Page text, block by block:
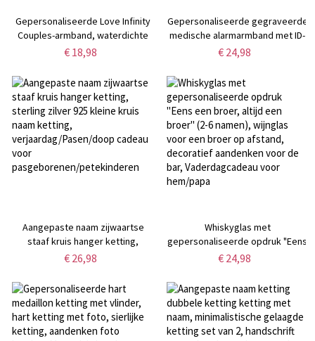
Gepersonaliseerde Love Infinity
Couples-armband, waterdichte
bijpassende armbanden, belofte-
relatie/vriendschap op afstand
voor hem en haar
€ 18,98
Gepersonaliseerde gegraveerde
medische alarmarmband met ID-
tag, roestvrijstalen
epilepsie/diabetes/allergie,
cadeau voor hem/vader/familie
€ 24,98
Aangepaste naam zijwaartse
staaf kruis hanger ketting,
sterling zilver 925 kleine kruis
verjaardag/Pasen/doop cadeau
voor
pasgeborenen/petekinderen
€ 26,98
Whiskyglas met
gepersonaliseerde opdruk "Eens
een broer, altijd een broer" (2-6
op afstand, decoratief
aandenken voor de bar,
Vaderdagcadeau voor hem/papa
€ 24,98